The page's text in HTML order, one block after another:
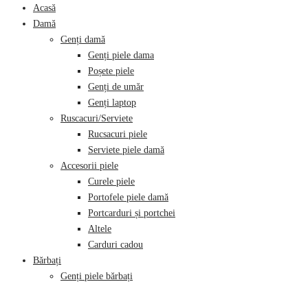
Acasă
Damă
Genți damă
Genți piele dama
Poșete piele
Genți de umăr
Genți laptop
Ruscacuri/Serviete
Rucsacuri piele
Serviete piele damă
Accesorii piele
Curele piele
Portofele piele damă
Portcarduri și portchei
Altele
Carduri cadou
Bărbați
Genți piele bărbați